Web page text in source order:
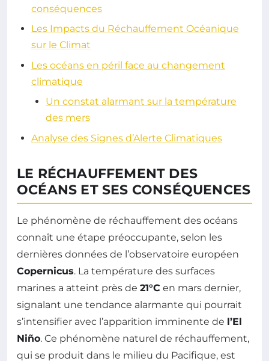
conséquences
Les Impacts du Réchauffement Océanique
sur le Climat
Les océans en péril face au changement
climatique
Un constat alarmant sur la température
des mers
Analyse des Signes d’Alerte Climatiques
LE RÉCHAUFFEMENT DES
OCÉANS ET SES CONSÉQUENCES
Le phénomène de réchauffement des océans
connaît une étape préoccupante, selon les
dernières données de l’observatoire européen
Copernicus. La température des surfaces
marines a atteint près de 21°C en mars dernier,
signalant une tendance alarmante qui pourrait
s’intensifier avec l’apparition imminente de l’El
Niño. Ce phénomène naturel de réchauffement,
qui se produit dans le milieu du Pacifique, est